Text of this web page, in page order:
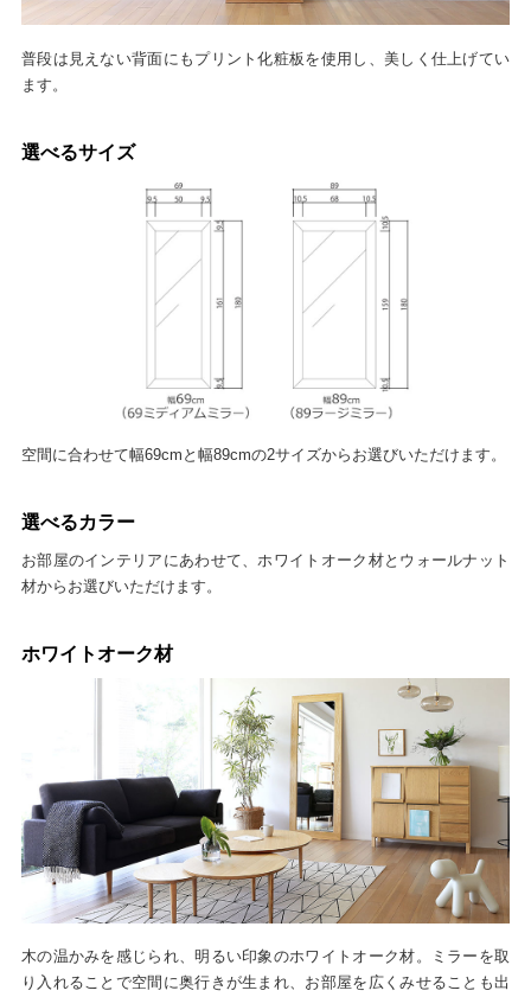
普段は見えない背面にもプリント化粧板を使用し、美しく仕上げてい
ます。
選べるサイズ
空間に合わせて幅69cmと幅89cmの2サイズからお選びいただけます。
選べるカラー
お部屋のインテリアにあわせて、ホワイトオーク材とウォールナット
材からお選びいただけます。
ホワイトオーク材
木の温かみを感じられ、明るい印象のホワイトオーク材。ミラーを取
り入れることで空間に奥行きが生まれ、お部屋を広くみせることも出